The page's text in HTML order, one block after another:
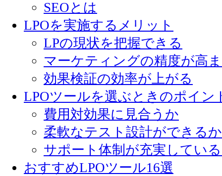
SEOとは
LPOを実施するメリット
LPの現状を把握できる
マーケティングの精度が高
効果検証の効率が上がる
LPOツールを選ぶときのポイン
費用対効果に見合うか
柔軟なテスト設計ができるか
サポート体制が充実してい
おすすめLPOツール16選